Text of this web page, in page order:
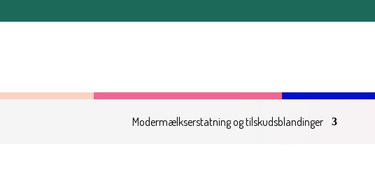
Modermælkserstatning og tilskudsblandinger